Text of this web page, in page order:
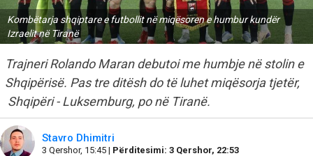
Kombëtarja shqiptare e futbollit në miqësoren e humbur kundër
Izraelit në Tiranë
Trajneri Rolando Maran debutoi me humbje në stolin e
Shqipërisë. Pas tre ditësh do të luhet miqësorja tjetër,
Shqipëri - Luksemburg, po në Tiranë.
Stavro Dhimitri
3 Qershor, 15:45 | Përditesimi: 3 Qershor, 22:53